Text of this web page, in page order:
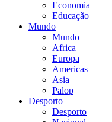
Economia
Educação
Mundo
Mundo
Africa
Europa
Americas
Asia
Palop
Desporto
Desporto